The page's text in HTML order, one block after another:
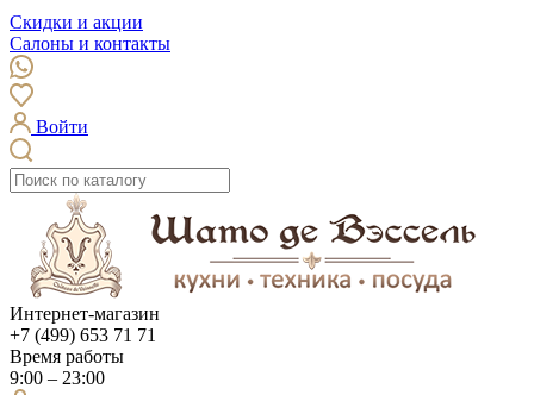
Скидки и акции
Салоны и контакты
Войти
Интернет-магазин
+7 (499) 653 71 71
Время работы
9:00 – 23:00